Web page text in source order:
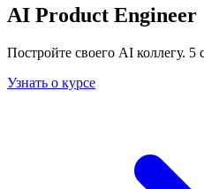
AI Product Engineer
Постройте своего AI коллегу. 5
Узнать о курсе